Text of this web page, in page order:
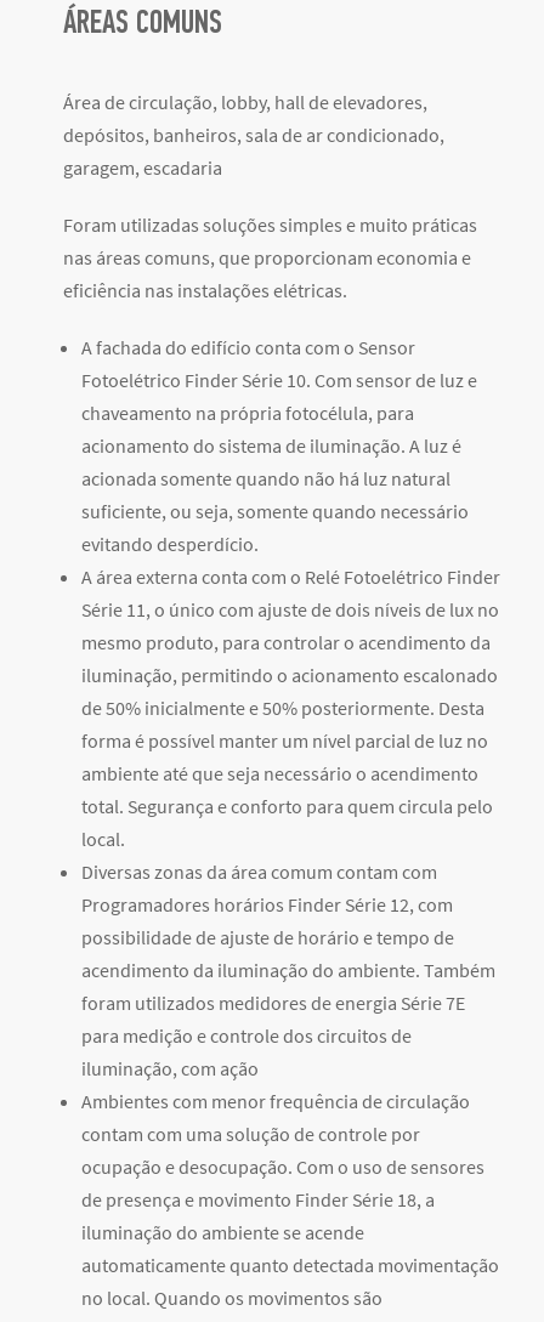
ÁREAS COMUNS
Área de circulação, lobby, hall de elevadores,
depósitos, banheiros, sala de ar condicionado,
garagem, escadaria
Foram utilizadas soluções simples e muito práticas
nas áreas comuns, que proporcionam economia e
eficiência nas instalações elétricas.
A fachada do edifício conta com o Sensor
Fotoelétrico Finder Série 10. Com sensor de luz e
chaveamento na própria fotocélula, para
acionamento do sistema de iluminação. A luz é
acionada somente quando não há luz natural
suficiente, ou seja, somente quando necessário
evitando desperdício.
A área externa conta com o Relé Fotoelétrico Finder
Série 11, o único com ajuste de dois níveis de lux no
mesmo produto, para controlar o acendimento da
iluminação, permitindo o acionamento escalonado
de 50% inicialmente e 50% posteriormente. Desta
forma é possível manter um nível parcial de luz no
ambiente até que seja necessário o acendimento
total. Segurança e conforto para quem circula pelo
local.
Diversas zonas da área comum contam com
Programadores horários Finder Série 12, com
possibilidade de ajuste de horário e tempo de
acendimento da iluminação do ambiente. Também
foram utilizados medidores de energia Série 7E
para medição e controle dos circuitos de
iluminação, com ação
Ambientes com menor frequência de circulação
contam com uma solução de controle por
ocupação e desocupação. Com o uso de sensores
de presença e movimento Finder Série 18, a
iluminação do ambiente se acende
automaticamente quanto detectada movimentação
no local. Quando os movimentos são